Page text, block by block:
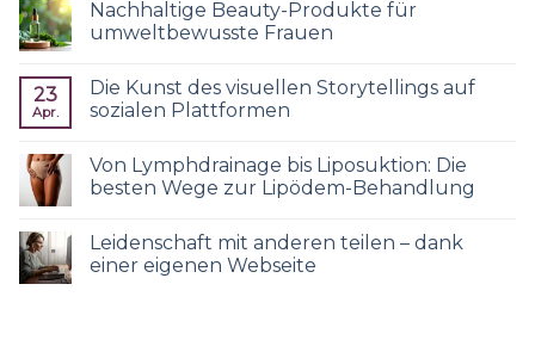
Nachhaltige Beauty-Produkte für
umweltbewusste Frauen
23
Apr.
Die Kunst des visuellen Storytellings auf
sozialen Plattformen
Von Lymphdrainage bis Liposuktion: Die
besten Wege zur Lipödem-Behandlung
Leidenschaft mit anderen teilen – dank
einer eigenen Webseite